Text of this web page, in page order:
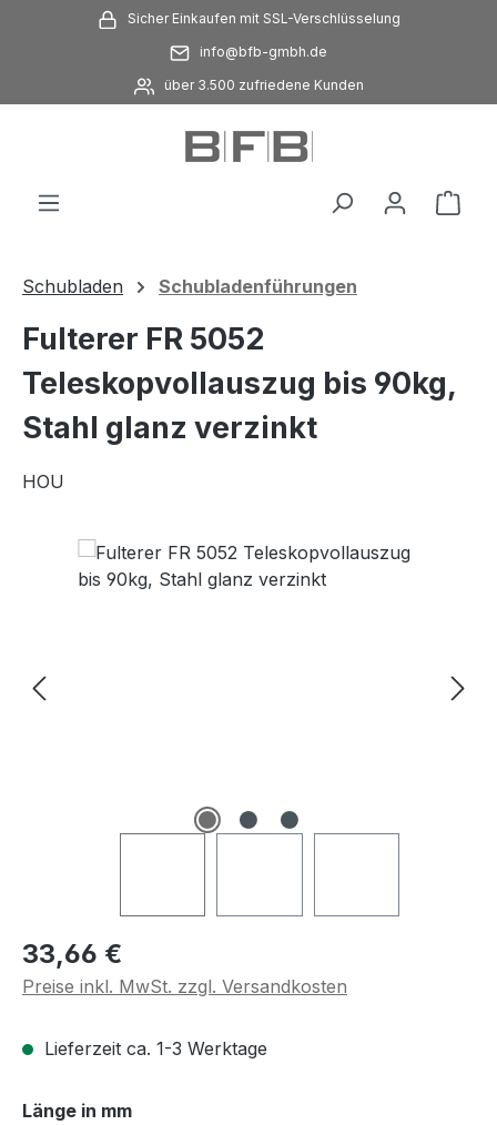
Zum Hauptinhalt springenSicher Einkaufen mit SSL-Verschlüsselung
info@bfb-gmbh.de
über 3.500 zufriedene Kunden
Schubladen Schubladenführungen
Fulterer FR 5052
Teleskopvollauszug bis 90kg,
Stahl glanz verzinkt
HOU
Regulärer Preis:
33,66 €
Preise inkl. MwSt. zzgl. Versandkosten
Lieferzeit ca. 1-3 Werktage
Länge in mmauswählen